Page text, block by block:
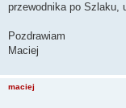
przewodnika po Szlaku,
Pozdrawiam
Maciej
maciej